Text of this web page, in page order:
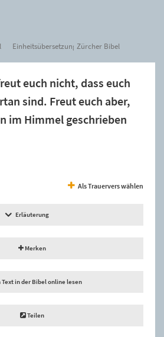
Einheitsübersetzung Zürcher Bibel
euch nicht, dass euch
sind. Freut euch aber,
im Himmel geschrieben
Als Trauervers wählen
Erläuterung
Merken
Text in der Bibel online lesen
Teilen